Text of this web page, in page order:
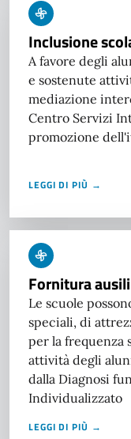
Inclusione
A favore degli
e sostenute
mediazione
Centro Servizi
promozione
LEGGI DI PIÙ →
Fornitura
Le scuole
speciali, di
per la frequenza
attività degli
dalla Diagnosi
Individualizzato
LEGGI DI PIÙ →